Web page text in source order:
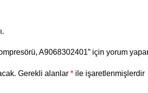
A9068302401” için yorum
Gerekli alanlar * ile işaretlenmişlerdir